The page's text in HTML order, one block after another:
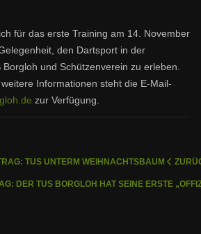
für das erste Training am 14. November
den Dartsport in der
und Schützenverein zu erleben.
Informationen steht die E-Mail-
zur Verfügung.
TUS UNTERM WEIHNACHTSBAUM
DER TUS BORGLOH HAT SEINE ERSTE